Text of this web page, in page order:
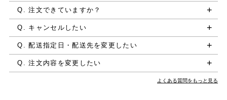
Q. 注文できていますか？
Q. キャンセルしたい
Q. 配送指定日・配送先を変更したい
Q. 注文内容を変更したい
よくある質問をもっと見る